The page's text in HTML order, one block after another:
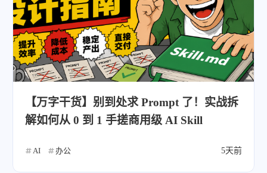
【万字干货】别到处求 Prompt 了！实战拆
解如何从 0 到 1 手搓商用级 AI Skill
AI 办公 5天前